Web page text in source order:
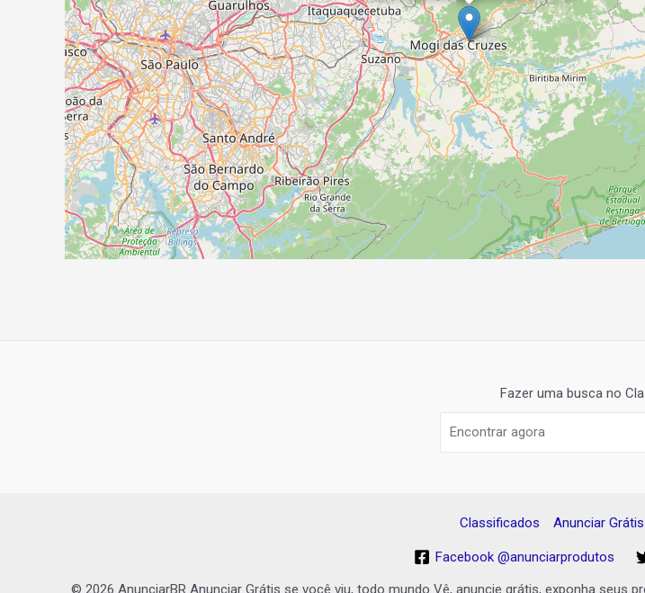
Fazer uma busca no
Classificados Anunciar Grátis
Facebook @anunciarprodutos
© 2026 AnunciarBR Anunciar Grátis se você viu, todo mundo Vê, anuncie grátis, exponha seus